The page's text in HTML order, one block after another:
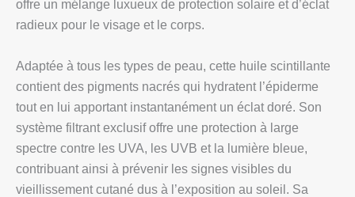
offre un mélange luxueux de protection solaire et d’éclat
radieux pour le visage et le corps.
Adaptée à tous les types de peau, cette huile scintillante
contient des pigments nacrés qui hydratent l’épiderme
tout en lui apportant instantanément un éclat doré. Son
système filtrant exclusif offre une protection à large
spectre contre les UVA, les UVB et la lumière bleue,
contribuant ainsi à prévenir les signes visibles du
vieillissement cutané dus à l’exposition au soleil. Sa